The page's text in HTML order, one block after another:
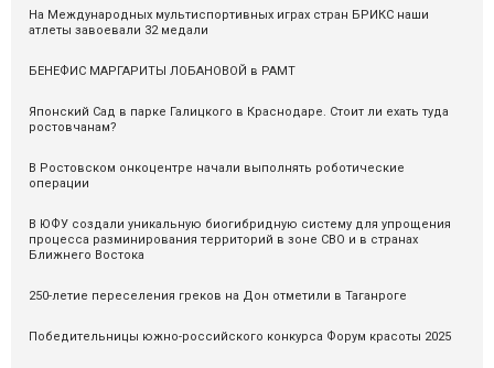
На Международных мультиспортивных играх стран БРИКС наши
атлеты завоевали 32 медали
БЕНЕФИС МАРГАРИТЫ ЛОБАНОВОЙ в РАМТ
Японский Сад в парке Галицкого в Краснодаре. Стоит ли ехать туда
ростовчанам?
В Ростовском онкоцентре начали выполнять роботические
операции
В ЮФУ создали уникальную биогибридную систему для упрощения
процесса разминирования территорий в зоне СВО и в странах
Ближнего Востока
250-летие переселения греков на Дон отметили в Таганроге
Победительницы южно-российского конкурса Форум красоты 2025